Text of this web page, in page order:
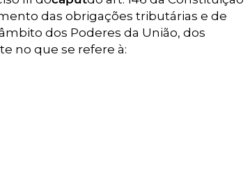
das obrigações tributárias e de
dos Poderes da União, dos
no que se refere à: